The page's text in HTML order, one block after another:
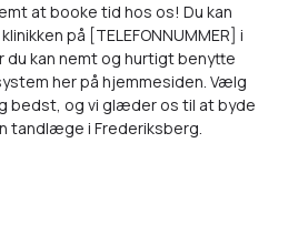
at booke tid hos os! Du kan
på [TELEFONNUMMER] i
du kan nemt og hurtigt benytte
her på hjemmesiden. Vælg
bedst, og vi glæder os til at byde
tandlæge i Frederiksberg.